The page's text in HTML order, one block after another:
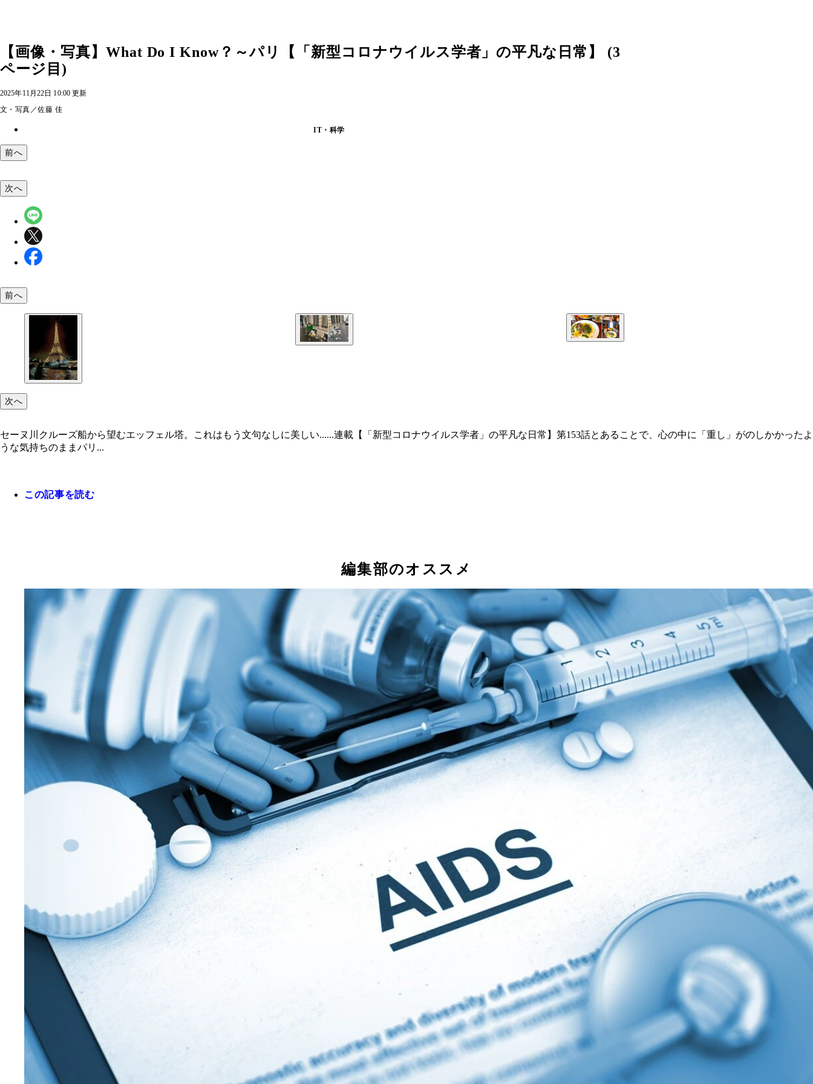
【画像・写真】What Do I Know？～パリ【「新型コロナウイルス学者」の平凡な日常】 (3
ページ目)
2025年11月22日 10:00 更新
文・写真／佐藤 佳
IT・科学
前へ
路上に散らばるすさまじい量のゴミ。パリオリンピック以降に治安が悪くなったのか、前回、2023年1月（40話）に訪れた時よりも街が散らかり、殺伐としている感じもした。
（左）マグロのグリルとソーヴィニョンブラン。めちゃうま。（右）謎のポーズをとるオリヴィエ。ちなみに、ワインの銘柄や産地などはからっきしだし、覚えるつもりもな
次へ
前へ
次へ
セーヌ川クルーズ船から望むエッフェル塔。これはもう文句なしに美しい......連載【「新型コロナウイルス学者」の平凡な日常】第153話とあることで、心の中に「重し」がのしかかったよ
うな気持ちのままパリ...
この記事を読む
編集部のオススメ